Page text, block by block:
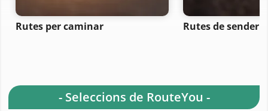
Rutes per caminar Rutes de
- Seleccions de RouteYou -